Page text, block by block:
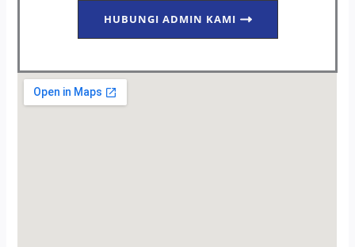
HUBUNGI ADMIN KAMI